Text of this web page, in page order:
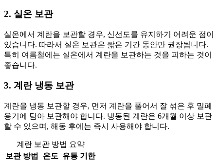
2. 실온 보관
실온에서 계란을 보관할 경우, 신선도를 유지하기 어려운 점이
있습니다. 따라서 실온 보관은 짧은 기간 동안만 권장됩니다.
특히 여름철에는 실온에서 계란을 보관하는 것을 피하는 것이
좋습니다.
3. 계란 냉동 보관
계란을 냉동 보관할 경우, 먼저 계란을 풀어서 잘 섞은 후 밀폐
용기에 담아 보관해야 합니다. 냉동된 계란은 6개월 이상 보관
할 수 있으며, 해동 후에는 즉시 사용해야 합니다.
계란 보관 방법 요약
보관 방법
온도 유통 기한